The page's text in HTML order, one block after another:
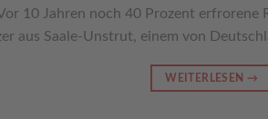
10 Jahren noch 40 Prozent erfrorene
aus Saale-Unstrut, einem von
WEITERLESEN →